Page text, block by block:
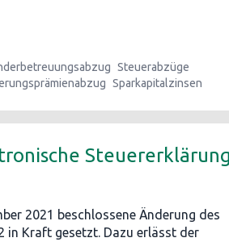
Steuerabzüge
Sparkapitalzinsen
Steuererklärung
2021 beschlossene Änderung des
in Kraft gesetzt. Dazu erlässt der